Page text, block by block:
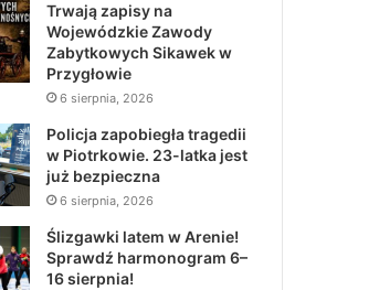
Trwają zapisy na
Wojewódzkie Zawody
Zabytkowych Sikawek w
Przygłowie
6 sierpnia, 2026
Policja zapobiegła tragedii
w Piotrkowie. 23-latka jest
już bezpieczna
6 sierpnia, 2026
Ślizgawki latem w Arenie!
Sprawdź harmonogram 6–
16 sierpnia!